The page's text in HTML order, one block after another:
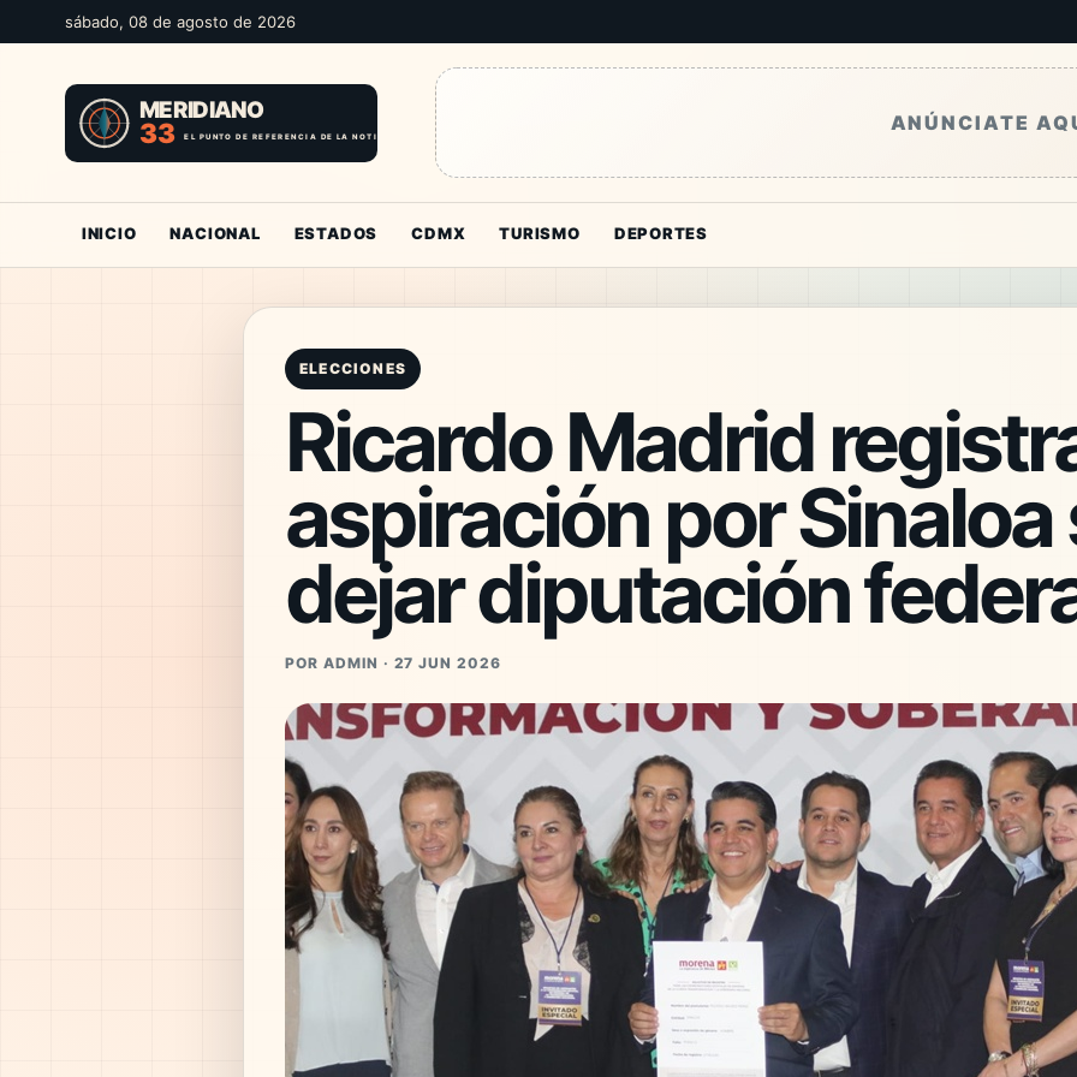
sábado, 08 de agosto de 2026
ANÚNCIATE
INICIO NACIONAL ESTADOS CDMX TURISMO DEPORTES
ELECCIONES
Ricardo Madrid
aspiración por Sinaloa
dejar diputación
POR ADMIN · 27 JUN 2026